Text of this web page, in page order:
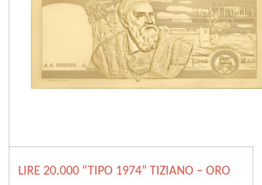
LIRE 20.000 “TIPO 1974” TIZIANO – ORO